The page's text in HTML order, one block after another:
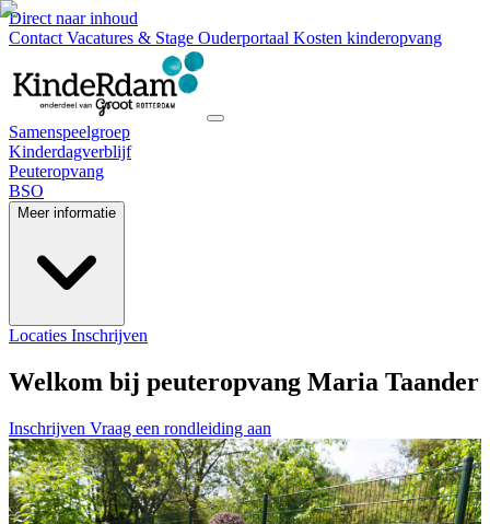
Direct naar inhoud
Contact Vacatures & Stage Ouderportaal Kosten kinderopvang
Samenspeelgroep
Kinderdagverblijf
Peuteropvang
BSO
Meer informatie
Locaties Inschrijven
Welkom bij peuteropvang Maria Taander
Inschrijven Vraag een rondleiding aan